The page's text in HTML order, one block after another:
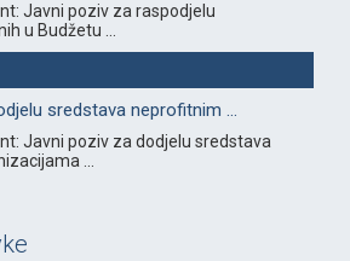
Javni poziv za raspodjelu
u Budžetu ...
sredstava neprofitnim ...
Javni poziv za dodjelu sredstava
...